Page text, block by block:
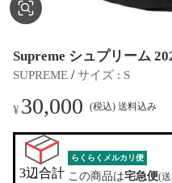
Supreme シュプリーム
SUPREME / サイズ : S
¥30,000 (税込) 送料込み
3辺合計
らくらくメルカリ便
この商品は宅急便(